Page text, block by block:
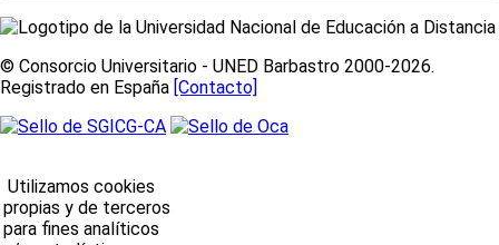
© Consorcio Universitario - UNED Barbastro 2000-2026.
Registrado en España [Contacto]
Utilizamos cookies
propias y de terceros
para fines analíticos